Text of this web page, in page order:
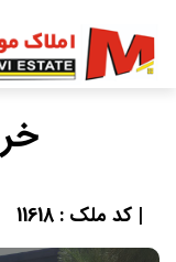
| کد ملک : 11618